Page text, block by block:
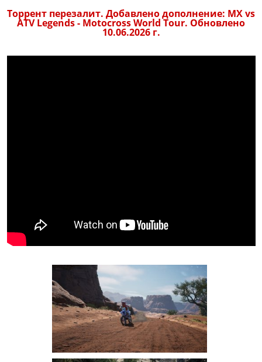
Торрент перезалит. Добавлено дополнение: MX vs
ATV Legends - Motocross World Tour. Обновлено
10.06.2026 г.